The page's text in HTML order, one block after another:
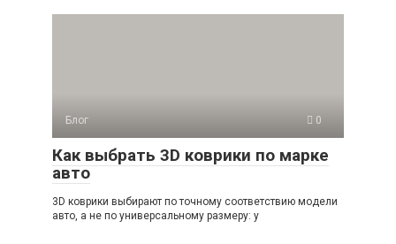
Блог 0
Как выбрать 3D коврики по марке
авто
3D коврики выбирают по точному соответствию модели
авто, а не по универсальному размеру: у